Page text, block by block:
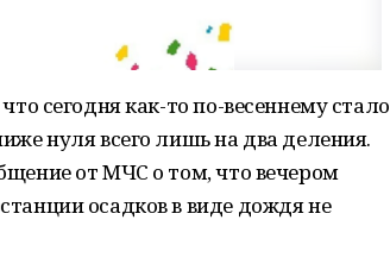
сегодня как-то по-весеннему стало
нуля всего лишь на два деления.
от МЧС о том, что вечером
осадков в виде дождя не